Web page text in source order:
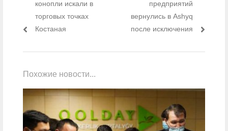
конопли искали в
торговых точках
Костаная
предприятий
вернулись в Ashyq
после исключения
Похожие новости...